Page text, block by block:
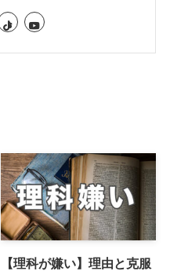
【理科が嫌い】理由と克服